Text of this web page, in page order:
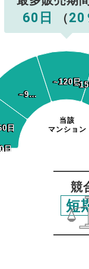
60日
（20
当該
マンション
日
日
日
日
~9…
~9…
~120日
~120日
競
短